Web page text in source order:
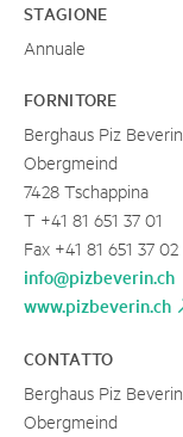
STAGIONE
Annuale
FORNITORE
Berghaus Piz Beverin
Obergmeind
7428 Tschappina
T +41 81 651 37 01
Fax +41 81 651 37 02
info@pizbeverin.ch
www.pizbeverin.ch
CONTATTO
Berghaus Piz Beverin
Obergmeind